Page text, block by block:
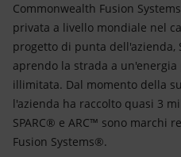
Commonwealth Fusion
privata a livello mondiale nel
progetto di punta dell'azienda,
aprendo la strada a
illimitata. Dal momento della
l'azienda ha raccolto quasi 3
SPARC® e ARC™ sono marchi
Fusion Systems®.